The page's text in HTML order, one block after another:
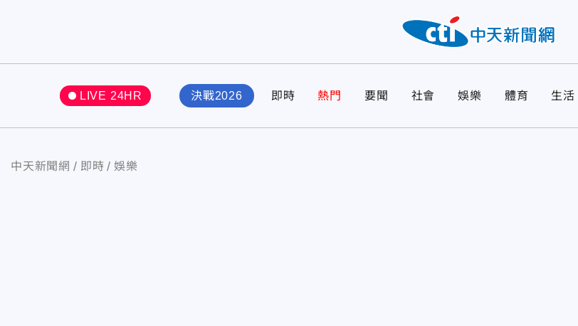
LIVE 24HR 決戰2026 即時 熱門 要聞 社會 娛樂 體育 生活
中天新聞網 即時 娛樂